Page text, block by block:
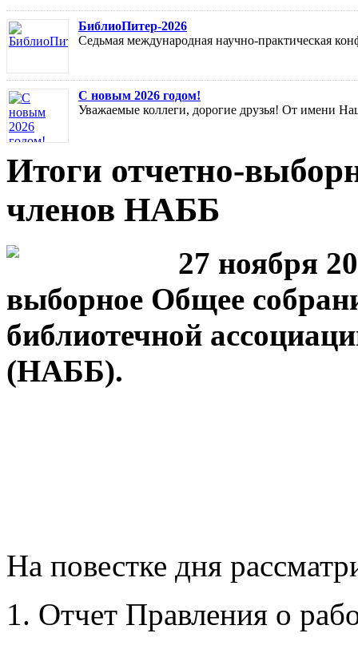
БиблиоПитер-2026
Седьмая международная научно-практическая
С новым 2026 годом!
Уважаемые коллеги, дорогие друзья! От имени
Итоги отчетно-
членов НАББ
27 ноября
выборное Общее
библиотечной
(НАББ).
На повестке дня
1. Отчет Правления о